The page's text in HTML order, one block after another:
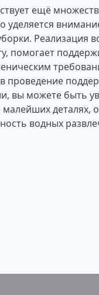
ещё
уделяется
Реализация
помогает
проведение
вы можете быть
деталях,
водных